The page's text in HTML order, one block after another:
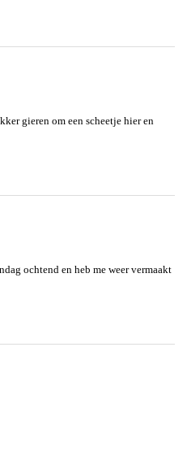
gieren om een scheetje hier en
ochtend en heb me weer vermaakt